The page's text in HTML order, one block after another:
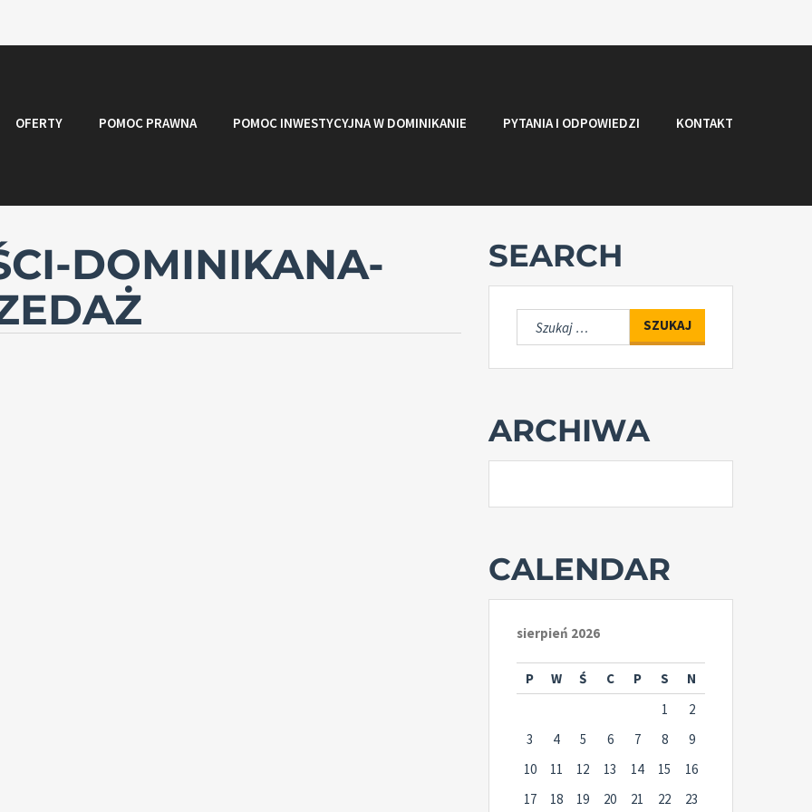
OFERTY POMOC PRAWNA POMOC INWESTYCYJNA W DOMINIKANIE PYTANIA I ODPOWIEDZI KONTAKT
DOMINIKANA-
SEARCH
Szukaj:
ARCHIWA
CALENDAR
sierpień 2026
P W Ś C P S
N
1
2
3
4 5 6 7 8
9
10
11 12 13 14 15
16
17
18 19 20 21 22
23